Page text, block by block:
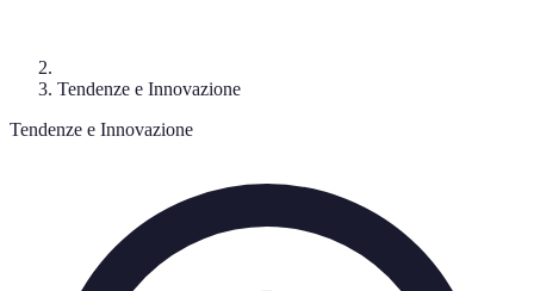
Tendenze e Innovazione
Tendenze e Innovazione